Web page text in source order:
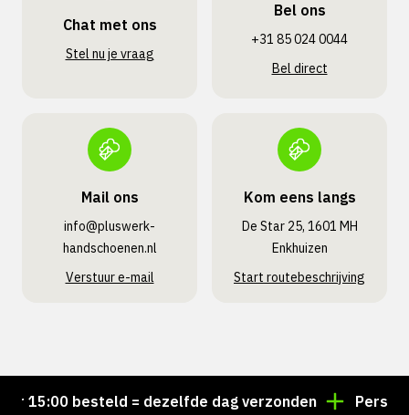
Chat met ons
Stel nu je vraag
Bel ons
+31 85 024 0044
Bel direct
Mail ons
info@pluswerk­
handschoenen.nl
Verstuur e-mail
Kom eens langs
De Star 25, 1601 MH
Enkhuizen
Start routebeschrijving
15:00 besteld = dezelfde dag verzonden